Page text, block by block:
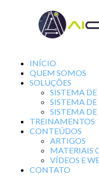
INÍCIO
QUEM SOMOS
SOLUÇÕES
SISTEMA
SISTEMA
SISTEMA
TREINAMENTOS
CONTEÚDOS
ARTIGOS
MATERIAIS
VÍDEOS E
CONTATO